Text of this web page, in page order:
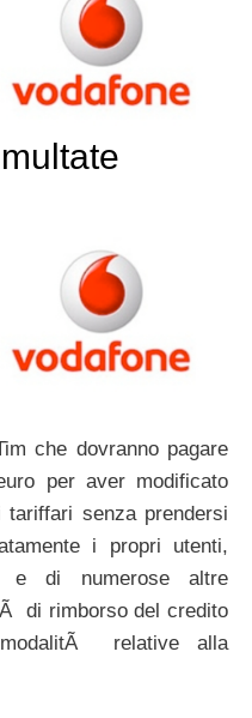
che dovranno pagare
per aver modificato
tariffari senza prendersi
i propri utenti,
e di numerose altre
di rimborso del credito
relative alla